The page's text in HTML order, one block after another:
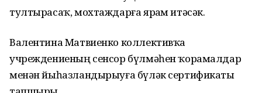
тултырасаҡ, мохтаждарға ярҙам итәсәк.
Валентина Матвиенко коллективҡа
учреждениеның сенсор бүлмәһен ҡорамалдар
менән йыһазландырыуға бүләк сертификаты